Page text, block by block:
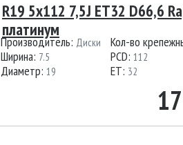
R19 5x112 7,5J ET32 D66,6
платинум
Производитель: Диски
Ширина: 7.5
Диаметр: 19
Кол-во
PCD: 112
ET: 32